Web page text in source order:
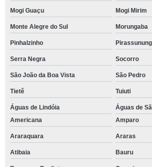
Mogi Guaçu Mogi Mirim
Monte Alegre do Sul Morungaba
Pinhalzinho
Serra Negra Socorro
São João da Boa Vista São Pedro
Tietê Tuiuti
Águas de Lindóia
Águas de
Americana
Amparo
Araraquara Araras
Atibaia Bauru